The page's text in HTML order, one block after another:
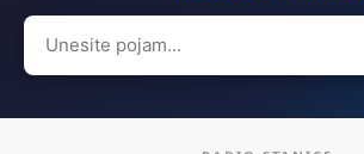
Search
for: